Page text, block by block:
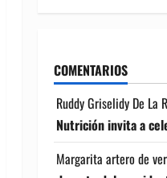
COMENTARIOS
Ruddy Griselidy De La
Nutrición invita a
Margarita artero de